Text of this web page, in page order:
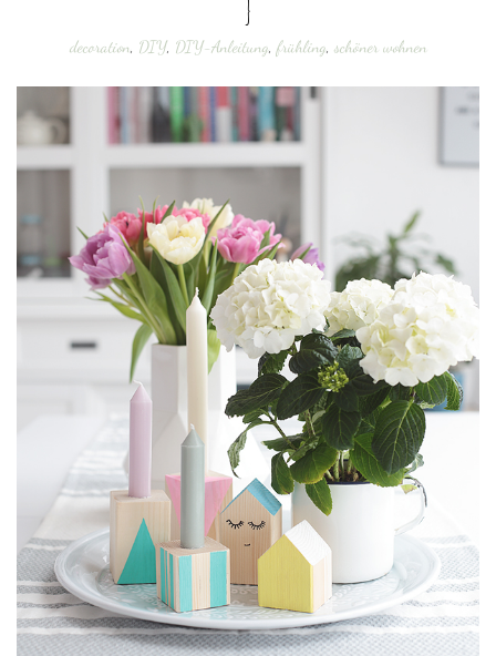
}
decoration, DIY, DIY-Anleitung, frühling, schöner wohnen